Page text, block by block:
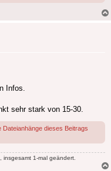
Infos.
sehr stark von 15-30.
dieses Beitrags
1-mal geändert.